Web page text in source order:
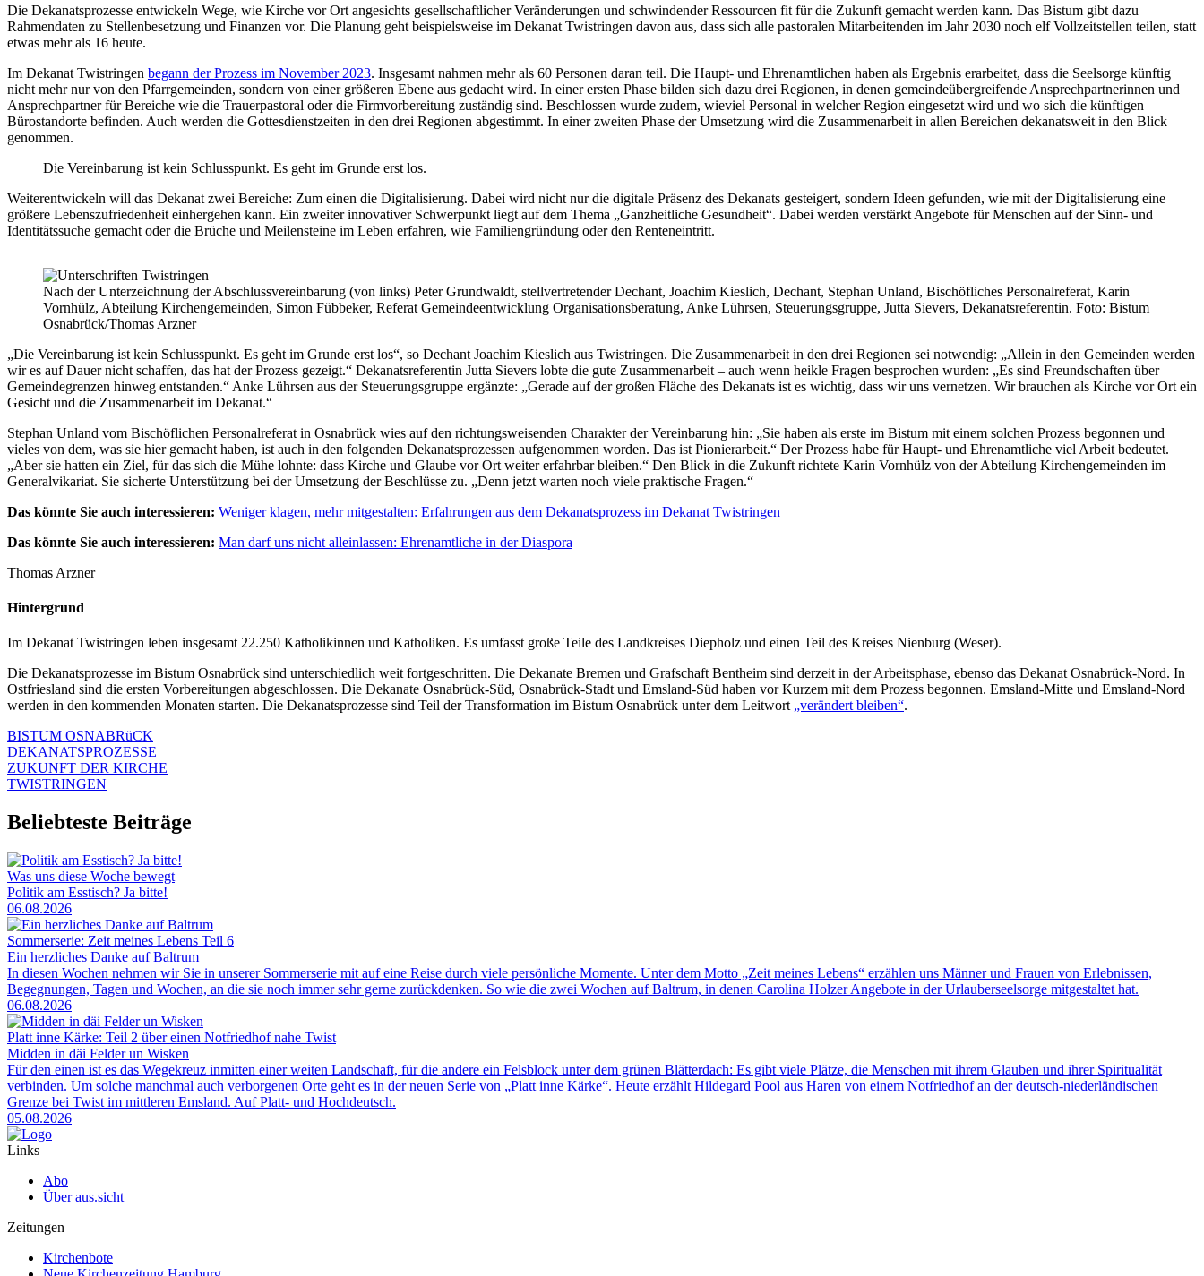
Die Dekanatsprozesse entwickeln Wege, wie Kirche vor Ort angesichts gesellschaftlicher Veränderungen und schwindender Ressourcen fit für die Zukunft gemacht werden kann. Das Bistum gibt dazu
Rahmendaten zu Stellenbesetzung und Finanzen vor. Die Planung geht beispielsweise im Dekanat Twistringen davon aus, dass sich alle pastoralen Mitarbeitenden im Jahr 2030 noch elf Vollzeitstellen teilen, statt
etwas mehr als 16 heute.
Im Dekanat Twistringen begann der Prozess im November 2023. Insgesamt nahmen mehr als 60 Personen daran teil. Die Haupt- und Ehrenamtlichen haben als Ergebnis erarbeitet, dass die Seelsorge künftig
nicht mehr nur von den Pfarrgemeinden, sondern von einer größeren Ebene aus gedacht wird. In einer ersten Phase bilden sich dazu drei Regionen, in denen gemeindeübergreifende Ansprechpartnerinnen und
Ansprechpartner für Bereiche wie die Trauerpastoral oder die Firmvorbereitung zuständig sind. Beschlossen wurde zudem, wieviel Personal in welcher Region eingesetzt wird und wo sich die künftigen
Bürostandorte befinden. Auch werden die Gottesdienstzeiten in den drei Regionen abgestimmt. In einer zweiten Phase der Umsetzung wird die Zusammenarbeit in allen Bereichen dekanatsweit in den Blick
genommen.
Die Vereinbarung ist kein Schlusspunkt. Es geht im Grunde erst los.
Weiterentwickeln will das Dekanat zwei Bereiche: Zum einen die Digitalisierung. Dabei wird nicht nur die digitale Präsenz des Dekanats gesteigert, sondern Ideen gefunden, wie mit der Digitalisierung eine
größere Lebenszufriedenheit einhergehen kann. Ein zweiter innovativer Schwerpunkt liegt auf dem Thema „Ganzheitliche Gesundheit“. Dabei werden verstärkt Angebote für Menschen auf der Sinn- und
Identitätssuche gemacht oder die Brüche und Meilensteine im Leben erfahren, wie Familiengründung oder den Renteneintritt.
Nach der Unterzeichnung der Abschlussvereinbarung (von links) Peter Grundwaldt, stellvertretender Dechant, Joachim Kieslich, Dechant, Stephan Unland, Bischöfliches Personalreferat, Karin
Vornhülz, Abteilung Kirchengemeinden, Simon Fübbeker, Referat Gemeindeentwicklung Organisationsberatung, Anke Lührsen, Steuerungsgruppe, Jutta Sievers, Dekanatsreferentin. Foto: Bistum
Osnabrück/Thomas Arzner
„Die Vereinbarung ist kein Schlusspunkt. Es geht im Grunde erst los“, so Dechant Joachim Kieslich aus Twistringen. Die Zusammenarbeit in den drei Regionen sei notwendig: „Allein in den Gemeinden werden
wir es auf Dauer nicht schaffen, das hat der Prozess gezeigt.“ Dekanatsreferentin Jutta Sievers lobte die gute Zusammenarbeit – auch wenn heikle Fragen besprochen wurden: „Es sind Freundschaften über
Gemeindegrenzen hinweg entstanden.“ Anke Lührsen aus der Steuerungsgruppe ergänzte: „Gerade auf der großen Fläche des Dekanats ist es wichtig, dass wir uns vernetzen. Wir brauchen als Kirche vor Ort ein
Gesicht und die Zusammenarbeit im Dekanat.“
Stephan Unland vom Bischöflichen Personalreferat in Osnabrück wies auf den richtungsweisenden Charakter der Vereinbarung hin: „Sie haben als erste im Bistum mit einem solchen Prozess begonnen und
vieles von dem, was sie hier gemacht haben, ist auch in den folgenden Dekanatsprozessen aufgenommen worden. Das ist Pionierarbeit.“ Der Prozess habe für Haupt- und Ehrenamtliche viel Arbeit bedeutet.
„Aber sie hatten ein Ziel, für das sich die Mühe lohnte: dass Kirche und Glaube vor Ort weiter erfahrbar bleiben.“ Den Blick in die Zukunft richtete Karin Vornhülz von der Abteilung Kirchengemeinden im
Generalvikariat. Sie sicherte Unterstützung bei der Umsetzung der Beschlüsse zu. „Denn jetzt warten noch viele praktische Fragen.“
Das könnte Sie auch interessieren: Weniger klagen, mehr mitgestalten: Erfahrungen aus dem Dekanatsprozess im Dekanat Twistringen
Das könnte Sie auch interessieren: Man darf uns nicht alleinlassen: Ehrenamtliche in der Diaspora
Thomas Arzner
Hintergrund
Im Dekanat Twistringen leben insgesamt 22.250 Katholikinnen und Katholiken. Es umfasst große Teile des Landkreises Diepholz und einen Teil des Kreises Nienburg (Weser).
Die Dekanatsprozesse im Bistum Osnabrück sind unterschiedlich weit fortgeschritten. Die Dekanate Bremen und Grafschaft Bentheim sind derzeit in der Arbeitsphase, ebenso das Dekanat Osnabrück-Nord. In
Ostfriesland sind die ersten Vorbereitungen abgeschlossen. Die Dekanate Osnabrück-Süd, Osnabrück-Stadt und Emsland-Süd haben vor Kurzem mit dem Prozess begonnen. Emsland-Mitte und Emsland-Nord
werden in den kommenden Monaten starten. Die Dekanatsprozesse sind Teil der Transformation im Bistum Osnabrück unter dem Leitwort „verändert bleiben“.
BISTUM OSNABRüCK
DEKANATSPROZESSE
ZUKUNFT DER KIRCHE
TWISTRINGEN
Beliebteste Beiträge
Was uns diese Woche bewegt
Politik am Esstisch? Ja bitte!
06.08.2026
Sommerserie: Zeit meines Lebens Teil 6
Ein herzliches Danke auf Baltrum
In diesen Wochen nehmen wir Sie in unserer Sommerserie mit auf eine Reise durch viele persönliche Momente. Unter dem Motto „Zeit meines Lebens“ erzählen uns Männer und Frauen von Erlebnissen,
Begegnungen, Tagen und Wochen, an die sie noch immer sehr gerne zurückdenken. So wie die zwei Wochen auf Baltrum, in denen Carolina Holzer Angebote in der Urlauberseelsorge mitgestaltet hat.
06.08.2026
Platt inne Kärke: Teil 2 über einen Notfriedhof nahe Twist
Midden in däi Felder un Wisken
Für den einen ist es das Wegekreuz inmitten einer weiten Landschaft, für die andere ein Felsblock unter dem grünen Blätterdach: Es gibt viele Plätze, die Menschen mit ihrem Glauben und ihrer Spiritualität
verbinden. Um solche manchmal auch verborgenen Orte geht es in der neuen Serie von „Platt inne Kärke“. Heute erzählt Hildegard Pool aus Haren von einem Notfriedhof an der deutsch-niederländischen
Grenze bei Twist im mittleren Emsland. Auf Platt- und Hochdeutsch.
05.08.2026
Links
Abo
Über aus.sicht
Zeitungen
Kirchenbote